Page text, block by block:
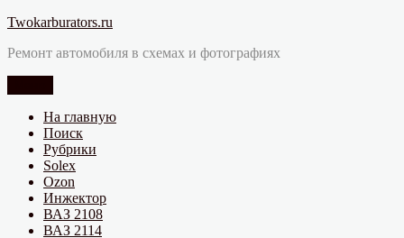
Перейти
содержимому
Twokarburators.ru
Ремонт автомобиля в схемах и фотографиях
На главную
Поиск
Рубрики
Solex
Ozon
Инжектор
ВАЗ 2108
ВАЗ 2114